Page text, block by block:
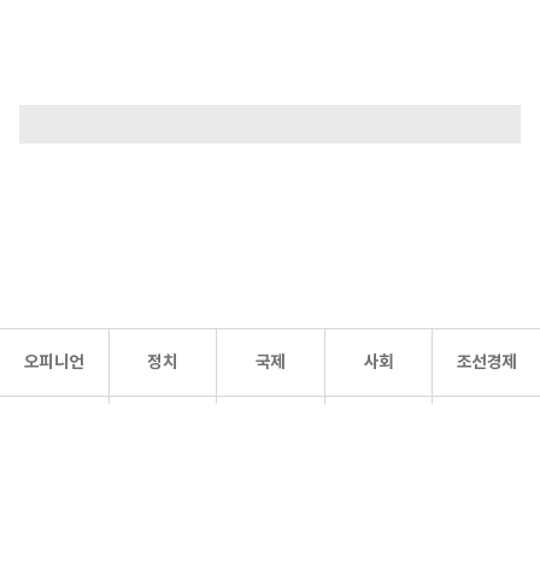
오피니언 정치 국제 사회 조선경제